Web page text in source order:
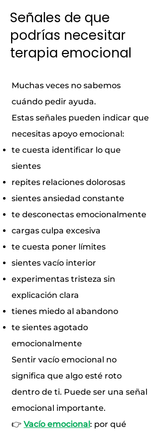
Señales de que
podrías necesitar
terapia emocional
Muchas veces no sabemos
cuándo pedir ayuda.
Estas señales pueden indicar que
necesitas apoyo emocional:
te cuesta identificar lo que
sientes
repites relaciones dolorosas
sientes ansiedad constante
te desconectas emocionalmente
cargas culpa excesiva
te cuesta poner límites
sientes vacío interior
experimentas tristeza sin
explicación clara
tienes miedo al abandono
te sientes agotado
emocionalmente
Sentir vacío emocional no
significa que algo esté roto
dentro de ti. Puede ser una señal
emocional importante.
👉 Vacío emocional: por qué